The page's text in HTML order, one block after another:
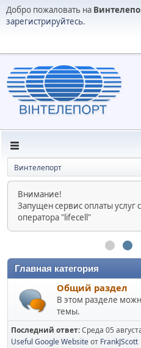
Добро пожаловать на
зарегистрируйтесь.
Винтелепорт
Внимание!
Запущен сервис оплаты услуг
оператора "lifecell"
Главная категория
Общий раздел
В этом разделе
темы.
Последний ответ:Среда 05
Useful Google Websiteот FrankJScott